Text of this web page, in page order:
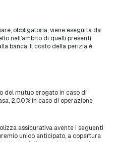
obbligatoria, viene eseguita da
nell’ambito di quelli presenti
banca. Il costo della perizia è
del mutuo erogato in caso di
2,00% in caso di operazione
assicurativa avente i seguenti
unico anticipato, a copertura